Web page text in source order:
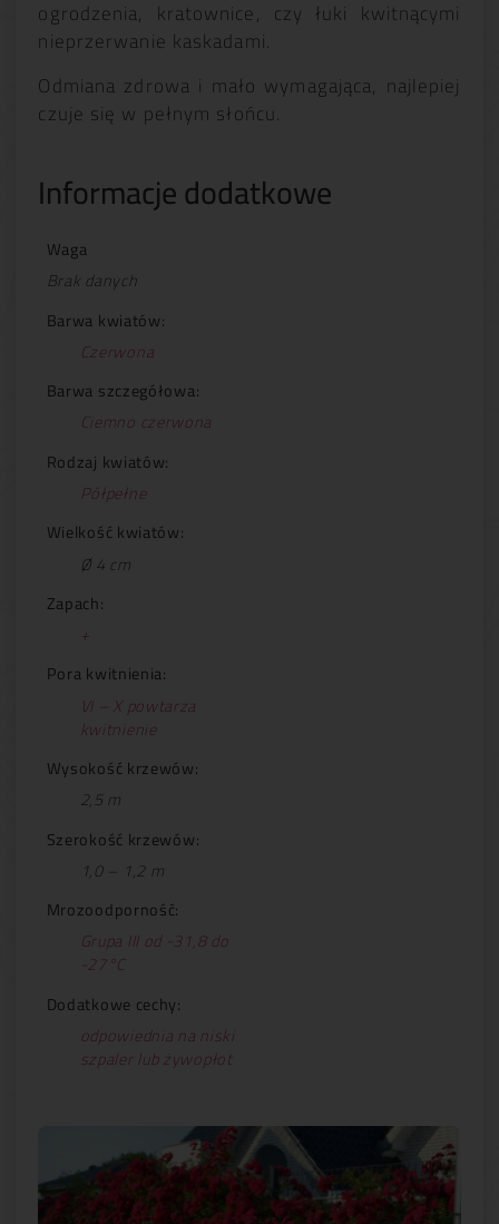
ogrodzenia, kratownice, czy łuki kwitnącymi
nieprzerwanie kaskadami.
Odmiana zdrowa i mało wymagająca, najlepiej
czuje się w pełnym słońcu.
Informacje dodatkowe
Waga
Brak danych
Barwa kwiatów:
Czerwona
Barwa szczegółowa:
Ciemno czerwona
Rodzaj kwiatów:
Półpełne
Wielkość kwiatów:
Ø 4 cm
Zapach:
+
Pora kwitnienia:
VI – X powtarza
kwitnienie
Wysokość krzewów:
2,5 m
Szerokość krzewów:
1,0 – 1,2 m
Mrozoodporność:
Grupa III od -31,8 do
-27°C
Dodatkowe cechy:
odpowiednia na niski
szpaler lub żywopłot